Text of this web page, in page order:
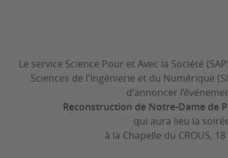
Le service Science Pour et Avec la Société
Sciences de l'Ingénierie et du Numérique
d'annoncer
Reconstruction de Notre-Dame de
qui aura lieu la
à la Chapelle du CROUS,